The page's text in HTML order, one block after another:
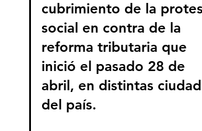
cubrimiento de la
social en contra de la
reforma tributaria que
inició el pasado 28 de
abril, en distintas
del país.